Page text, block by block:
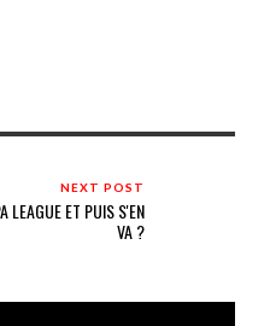
NEXT POST
LEAGUE ET PUIS S'EN
VA ?